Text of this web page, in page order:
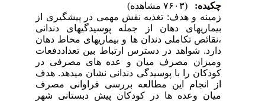
چکیده:
زمینه و هدف: تغذیه نقش مهمی در پیشگیری از
بیماریهای دهان از جمله پوسیدگیهای دندانی
،نقائص تکاملی دندان ها و بیماریهای مخاط دهان
دارد. شواهد در دسترس ارتباط بین تعداددفعات
ومیزان مصرف میان و عده های مصرفی در
کودکان را با پوسیدگی دندانی نشان میدهد. هدف
از انجام این مطالعه بررسی فراوانی مصرف
میان وعده ها در کودکان پیش دبستانی شهر